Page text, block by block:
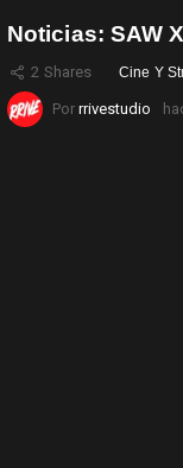
2 Shares Cine Y
Noticias: SAW
Por rrivestudio